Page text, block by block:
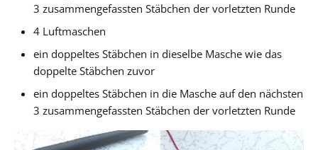
3 zusammengefassten Stäbchen der vorletzten Runde
4 Luftmaschen
ein doppeltes Stäbchen in dieselbe Masche wie das
doppelte Stäbchen zuvor
ein doppeltes Stäbchen in die Masche auf den nächsten
3 zusammengefassten Stäbchen der vorletzten Runde